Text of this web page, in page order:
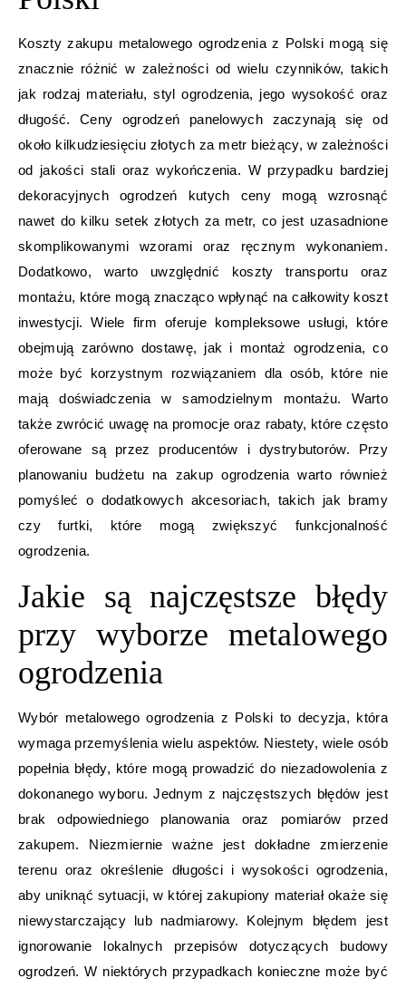
Koszty zakupu metalowego ogrodzenia z Polski mogą się
znacznie różnić w zależności od wielu czynników, takich
jak rodzaj materiału, styl ogrodzenia, jego wysokość oraz
długość. Ceny ogrodzeń panelowych zaczynają się od
około kilkudziesięciu złotych za metr bieżący, w zależności
od jakości stali oraz wykończenia. W przypadku bardziej
dekoracyjnych ogrodzeń kutych ceny mogą wzrosnąć
nawet do kilku setek złotych za metr, co jest uzasadnione
skomplikowanymi wzorami oraz ręcznym wykonaniem.
Dodatkowo, warto uwzględnić koszty transportu oraz
montażu, które mogą znacząco wpłynąć na całkowity koszt
inwestycji. Wiele firm oferuje kompleksowe usługi, które
obejmują zarówno dostawę, jak i montaż ogrodzenia, co
może być korzystnym rozwiązaniem dla osób, które nie
mają doświadczenia w samodzielnym montażu. Warto
także zwrócić uwagę na promocje oraz rabaty, które często
oferowane są przez producentów i dystrybutorów. Przy
planowaniu budżetu na zakup ogrodzenia warto również
pomyśleć o dodatkowych akcesoriach, takich jak bramy
czy furtki, które mogą zwiększyć funkcjonalność
ogrodzenia.
Jakie są najczęstsze błędy
przy wyborze metalowego
ogrodzenia
Wybór metalowego ogrodzenia z Polski to decyzja, która
wymaga przemyślenia wielu aspektów. Niestety, wiele osób
popełnia błędy, które mogą prowadzić do niezadowolenia z
dokonanego wyboru. Jednym z najczęstszych błędów jest
brak odpowiedniego planowania oraz pomiarów przed
zakupem. Niezmiernie ważne jest dokładne zmierzenie
terenu oraz określenie długości i wysokości ogrodzenia,
aby uniknąć sytuacji, w której zakupiony materiał okaże się
niewystarczający lub nadmiarowy. Kolejnym błędem jest
ignorowanie lokalnych przepisów dotyczących budowy
ogrodzeń. W niektórych przypadkach konieczne może być